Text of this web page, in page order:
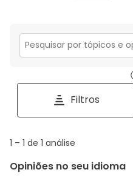
2
1
Secção
Filtros
1
1
1 – 1 de 1 análise
Opiniões no seu idioma